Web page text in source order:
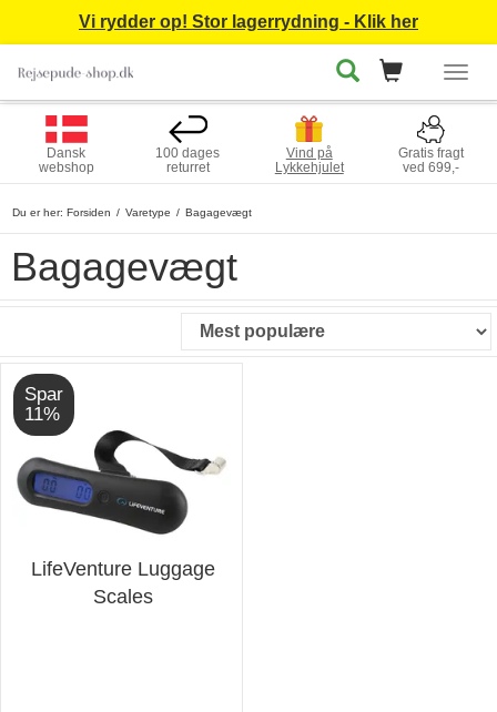
Vi rydder op! Stor lagerrydning - Klik her
Dansk
webshop
100 dages
returret
Vind på
Lykkehjulet
Gratis fragt
ved 699,-
Du er her: Forsiden Varetype Bagagevægt
Bagagevægt
Spar
11%
LifeVenture Luggage
Scales